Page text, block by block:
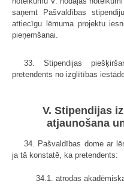
saņemt Pašvaldības
attiecīgu lēmuma projektu
pieņemšanai.
33. Stipendijas
pretendents no izglītības
V. Stipendijas
atjaunošana
34. Pašvaldības dome ar
ja tā konstatē, ka pretendents:
34.1. atrodas